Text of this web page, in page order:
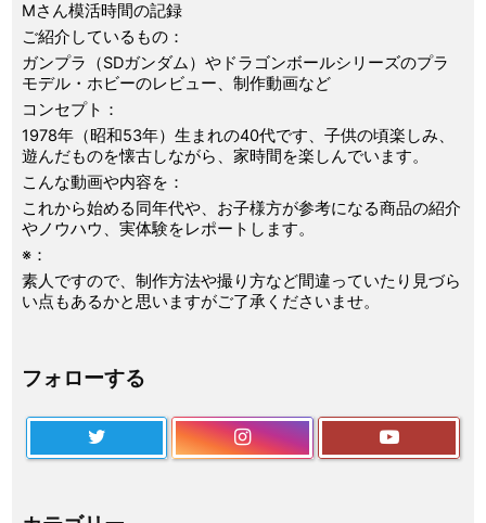
Mさん模活時間の記録
ご紹介しているもの：
ガンプラ（SDガンダム）やドラゴンボールシリーズのプラ
モデル・ホビーのレビュー、制作動画など
コンセプト：
1978年（昭和53年）生まれの40代です、子供の頃楽しみ、
遊んだものを懐古しながら、家時間を楽しんでいます。
こんな動画や内容を：
これから始める同年代や、お子様方が参考になる商品の紹介
やノウハウ、実体験をレポートします。
※：
素人ですので、制作方法や撮り方など間違っていたり見づら
い点もあるかと思いますがご了承くださいませ。
フォローする